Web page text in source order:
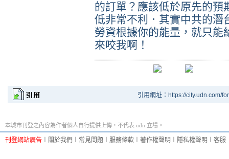
的訂單？應該低於原先的預
低非常不利．其實中共的潛
勞資根據你的能量，就只能
來咬我啊！
引用網址：https://city.udn.com/
本城市刊登之內容為作者個人自行提供上傳，不代表 udn 立場。
刊登網站廣告 關於我們 常見問題 服務條款 著作權聲明 隱私權聲明 客服